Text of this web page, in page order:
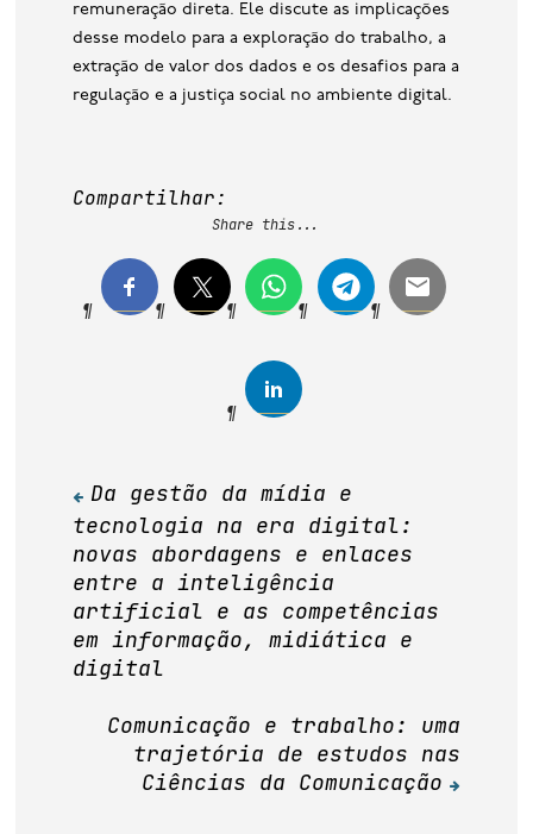
remuneração direta. Ele discute as implicações
desse modelo para a exploração do trabalho, a
extração de valor dos dados e os desafios para a
regulação e a justiça social no ambiente digital.
Compartilhar:
Share this...
Navegação
de
Post
Da gestão da mídia e
tecnologia na era digital:
novas abordagens e enlaces
entre a inteligência
artificial e as competências
em informação, midiática e
digital
Comunicação e trabalho: uma
trajetória de estudos nas
Ciências da Comunicação